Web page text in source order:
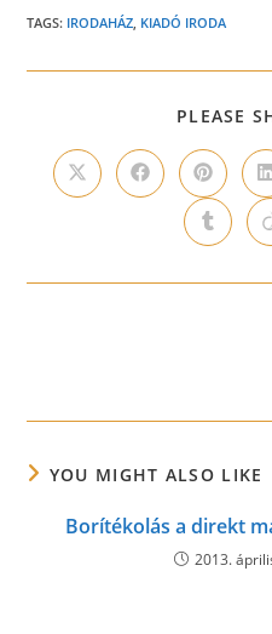
TAGS: IRODAHÁZ, KIADÓ IRODA
PLEASE
Opens
in
Opens
in
window
Opens
in
a
new
window
Opens
in
new
YOU MIGHT ALSO LIKE
Borítékolás a direkt
2013.